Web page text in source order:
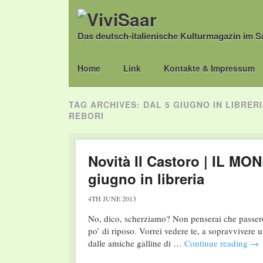
Das deutsch-italienische Kulturmagazin im
Main menu
Skip
Home Link Kontakte & Impressum
TAG ARCHIVES: DAL 5 GIUGNO IN
REBORI
Novità Il Castoro | IL
giugno in libreria
4TH JUNE 2013
No, dico, scherziamo? Non penserai che
po’ di riposo. Vorrei vedere te, a
dalle amiche galline di … Continue reading →